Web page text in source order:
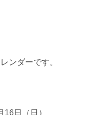
ンダーです。
日（日）